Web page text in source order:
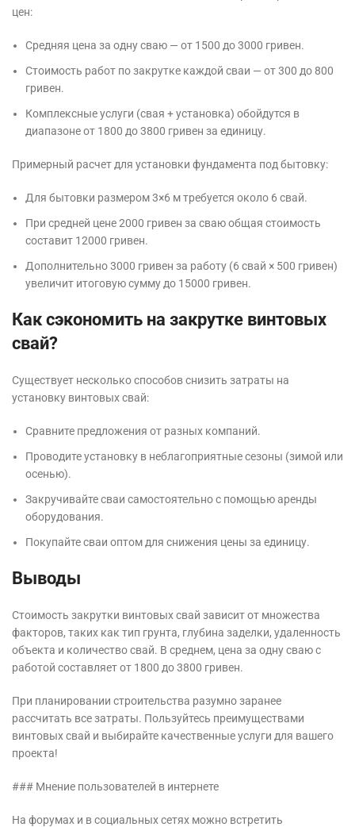
цен:
Средняя цена за одну сваю — от 1500 до 3000 гривен.
Стоимость работ по закрутке каждой сваи — от 300 до 800
гривен.
Комплексные услуги (свая + установка) обойдутся в
диапазоне от 1800 до 3800 гривен за единицу.
Примерный расчет для установки фундамента под бытовку:
Для бытовки размером 3×6 м требуется около 6 свай.
При средней цене 2000 гривен за сваю общая стоимость
составит 12000 гривен.
Дополнительно 3000 гривен за работу (6 свай × 500 гривен)
увеличит итоговую сумму до 15000 гривен.
Как сэкономить на закрутке винтовых
свай?
Существует несколько способов снизить затраты на
установку винтовых свай:
Сравните предложения от разных компаний.
Проводите установку в неблагоприятные сезоны (зимой или
осенью).
Закручивайте сваи самостоятельно с помощью аренды
оборудования.
Покупайте сваи оптом для снижения цены за единицу.
Выводы
Стоимость закрутки винтовых свай зависит от множества
факторов, таких как тип грунта, глубина заделки, удаленность
объекта и количество свай. В среднем, цена за одну сваю с
работой составляет от 1800 до 3800 гривен.
При планировании строительства разумно заранее
рассчитать все затраты. Пользуйтесь преимуществами
винтовых свай и выбирайте качественные услуги для вашего
проекта!
### Мнение пользователей в интернете
На форумах и в социальных сетях можно встретить